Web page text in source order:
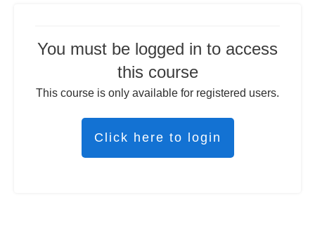
You must be logged in to access
this course
This course is only available for registered users.
Click here to login